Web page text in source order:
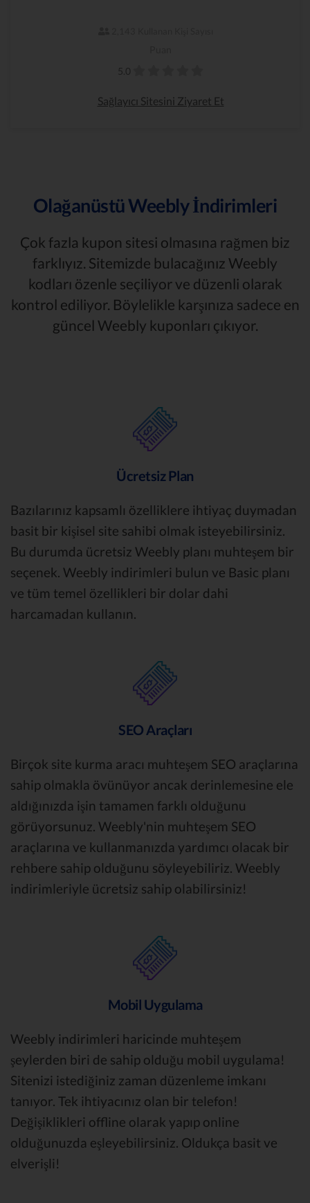
5.0
Sağlayıcı Sitesini Ziyaret Et
Olağanüstü Weebly İndirimleri
Çok fazla kupon sitesi olmasına rağmen biz
farklıyız. Sitemizde bulacağınız Weebly
kodları özenle seçiliyor ve düzenli olarak
kontrol ediliyor. Böylelikle karşınıza sadece en
güncel Weebly kuponları çıkıyor.
Ücretsiz Plan
Bazılarınız kapsamlı özelliklere ihtiyaç duymadan
basit bir kişisel site sahibi olmak isteyebilirsiniz.
Bu durumda ücretsiz Weebly planı muhteşem bir
seçenek. Weebly indirimleri bulun ve Basic planı
ve tüm temel özellikleri bir dolar dahi
harcamadan kullanın.
SEO Araçları
Birçok site kurma aracı muhteşem SEO araçlarına
sahip olmakla övünüyor ancak derinlemesine ele
aldığınızda işin tamamen farklı olduğunu
görüyorsunuz. Weebly'nin muhteşem SEO
araçlarına ve kullanmanızda yardımcı olacak bir
rehbere sahip olduğunu söyleyebiliriz. Weebly
indirimleriyle ücretsiz sahip olabilirsiniz!
Mobil Uygulama
Weebly indirimleri haricinde muhteşem
şeylerden biri de sahip olduğu mobil uygulama!
Sitenizi istediğiniz zaman düzenleme imkanı
tanıyor. Tek ihtiyacınız olan bir telefon!
Değişiklikleri offline olarak yapıp online
olduğunuzda eşleyebilirsiniz. Oldukça basit ve
elverişli!